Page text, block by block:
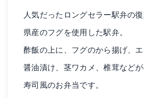
人気だったロングセラー駅弁の
県産のフグを使用した駅弁。
酢飯の上に、フグのから揚げ、
醤油漬け、茎ワカメ、椎茸など
寿司風のお弁当です。